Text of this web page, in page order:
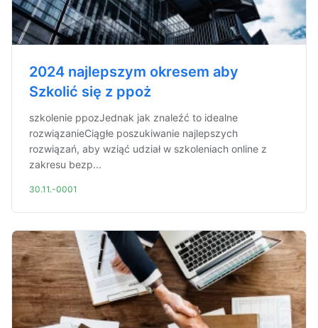
2024 najlepszym okresem aby
Szkolić się z ppoż
szkolenie ppozJednak jak znaleźć to idealne
rozwiązanieCiągłe poszukiwanie najlepszych
rozwiązań, aby wziąć udział w szkoleniach online z
zakresu bezp...
30.11.-0001